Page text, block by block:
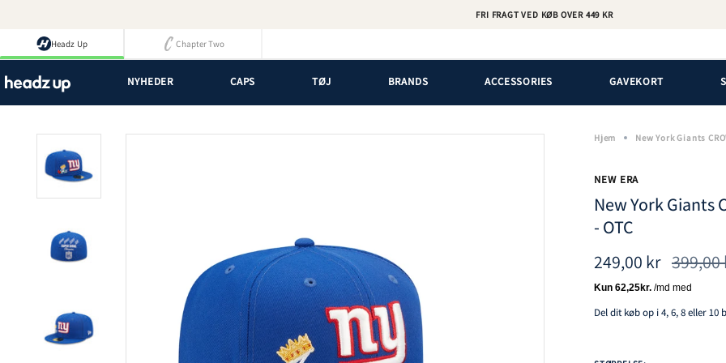
indhold
FRI FRAGT VED KØB OVER 449 KR
Headz Up Chapter Two
NYHEDER CAPS TØJ BRANDS ACCESSORIES GAVEKORT
Hjem New York Giants
NEW ERA
New York Giants
- OTC
249,00 kr Normal
pris
399,00
Del dit køb op i 4, 6, 8 eller 10